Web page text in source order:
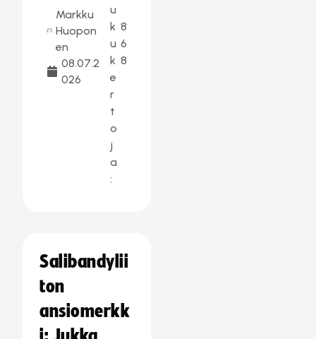
Markku
Huopon
en
08.07.2
026
u
k
u
k
e
r
t
o
j
a
:
8
6
8
Salibandylii
ton
ansiomerkk